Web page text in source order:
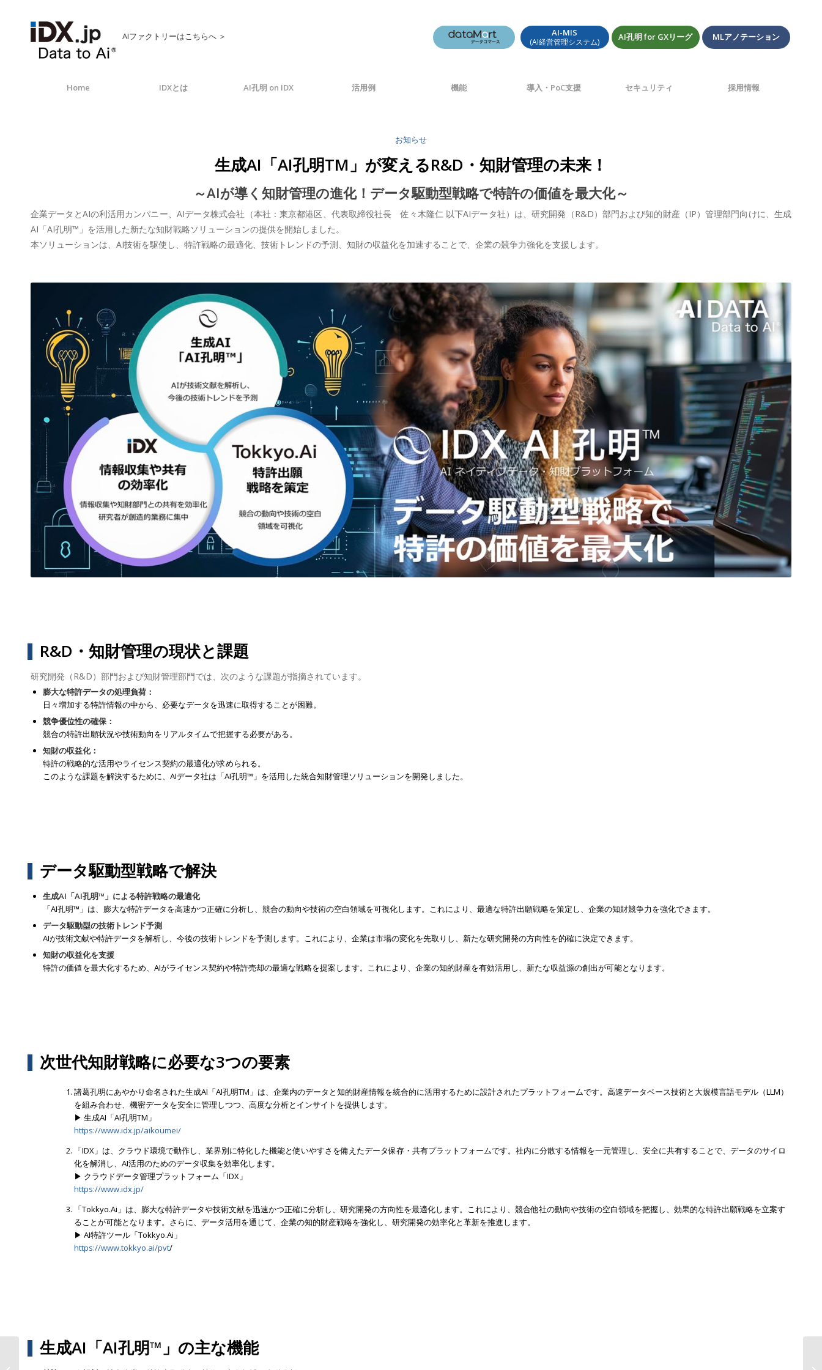
AIファクトリーはこちらへ ＞ AI-MIS
(AI経営管理システム) AI孔明 for GXリーグ MLアノテーション
Home IDXとは AI孔明 on IDX 活用例 機能 導入・PoC支援 セキュリティ 採用情報
お知らせ
生成AI「AI孔明TM」が変えるR&D・知財管理の未来！
～AIが導く知財管理の進化！データ駆動型戦略で特許の価値を最大化～
企業データとAIの利活用カンパニー、AIデータ株式会社（本社：東京都港区、代表取締役社長 佐々木隆仁 以下AIデータ社）は、研究開発（R&D）部門および知的財産（IP）管理部門向けに、生成
AI「AI孔明™」を活用した新たな知財戦略ソリューションの提供を開始しました。
本ソリューションは、AI技術を駆使し、特許戦略の最適化、技術トレンドの予測、知財の収益化を加速することで、企業の競争力強化を支援します。
R&D・知財管理の現状と課題
研究開発（R&D）部門および知財管理部門では、次のような課題が指摘されています。
膨大な特許データの処理負荷：
日々増加する特許情報の中から、必要なデータを迅速に取得することが困難。
競争優位性の確保：
競合の特許出願状況や技術動向をリアルタイムで把握する必要がある。
知財の収益化：
特許の戦略的な活用やライセンス契約の最適化が求められる。
このような課題を解決するために、AIデータ社は「AI孔明™」を活用した統合知財管理ソリューションを開発しました。
データ駆動型戦略で解決
生成AI「AI孔明™」による特許戦略の最適化
「AI孔明™」は、膨大な特許データを高速かつ正確に分析し、競合の動向や技術の空白領域を可視化します。これにより、最適な特許出願戦略を策定し、企業の知財競争力を強化できます。
データ駆動型の技術トレンド予測
AIが技術文献や特許データを解析し、今後の技術トレンドを予測します。これにより、企業は市場の変化を先取りし、新たな研究開発の方向性を的確に決定できます。
知財の収益化を支援
特許の価値を最大化するため、AIがライセンス契約や特許売却の最適な戦略を提案します。これにより、企業の知的財産を有効活用し、新たな収益源の創出が可能となります。
次世代知財戦略に必要な3つの要素
諸葛孔明にあやかり命名された生成AI「AI孔明TM」は、企業内のデータと知的財産情報を統合的に活用するために設計されたプラットフォームです。高速データベース技術と大規模言語モデル（LLM）
を組み合わせ、機密データを安全に管理しつつ、高度な分析とインサイトを提供します。
▶ 生成AI「AI孔明TM」
https://www.idx.jp/aikoumei/
「IDX」は、クラウド環境で動作し、業界別に特化した機能と使いやすさを備えたデータ保存・共有プラットフォームです。社内に分散する情報を一元管理し、安全に共有することで、データのサイロ
化を解消し、AI活用のためのデータ収集を効率化します。
▶ クラウドデータ管理プラットフォーム「IDX」
https://www.idx.jp/
「Tokkyo.Ai」は、膨大な特許データや技術文献を迅速かつ正確に分析し、研究開発の方向性を最適化します。これにより、競合他社の動向や技術の空白領域を把握し、効果的な特許出願戦略を立案す
ることが可能となります。さらに、データ活用を通じて、企業の知的財産戦略を強化し、研究開発の効率化と革新を推進します。
▶ AI特許ツール「Tokkyo.Ai」
https://www.tokkyo.ai/pvt/
生成AI「AI孔明™」の主な機能